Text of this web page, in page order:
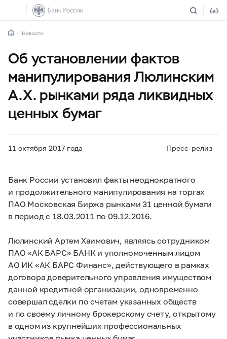
Новости
Об установлении фактов
манипулирования Люлинским
А.Х. рынками ряда ликвидных
ценных бумаг
11 октября 2017 года Пресс-релиз
Банк России установил факты неоднократного
и продолжительного манипулирования на торгах
ПАО Московская Биржа рынками 31 ценной бумаги
в период с 18.03.2011 по 09.12.2016.
Люлинский Артем Хаимович, являясь сотрудником
ПАО «АК БАРС» БАНК и уполномоченным лицом
АО ИК «АК БАРС Финанс», действующего в рамках
договора доверительного управления имуществом
данной кредитной организации, одновременно
совершал сделки по счетам указанных обществ
и по своему личному брокерскому счету, открытому
в одном из крупнейших профессиональных